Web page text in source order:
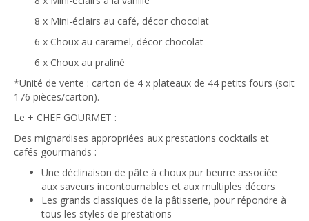
8 x Mini-éclairs au café, décor chocolat
6 x Choux au caramel, décor chocolat
6 x Choux au praliné
*Unité de vente : carton de 4 x plateaux de 44 petits fours (soit
176 pièces/carton).
Le + CHEF GOURMET :
Des mignardises appropriées aux prestations cocktails et
cafés gourmands :
Une déclinaison de pâte à choux pur beurre associée
aux saveurs incontournables et aux multiples décors
Les grands classiques de la pâtisserie, pour répondre à
tous les styles de prestations